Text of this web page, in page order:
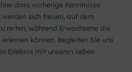
dass vorherige Kenntnisse
sich freuen, auf dem
reiten, während Erwachsene die
können. Begleiten Sie uns
Erlebnis mit unseren lieben